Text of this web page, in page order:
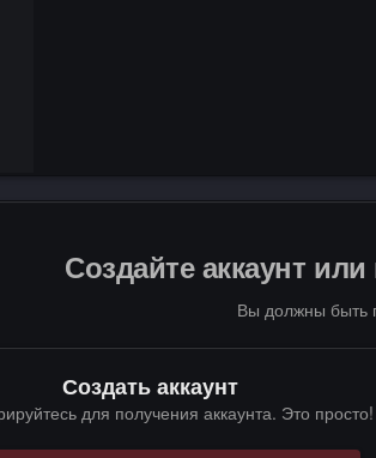
Создайте аккаунт
Вы должны быть
Создать аккаунт
для получения аккаунта. Это просто!